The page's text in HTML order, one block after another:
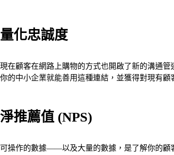
量化忠誠度
現在顧客在網路上購物的方式也開啟了新的溝通
你的中小企業就能善用這種連結，並獲得對現有
淨推薦值 (NPS)
可操作的數據——以及大量的數據，是了解你的顧